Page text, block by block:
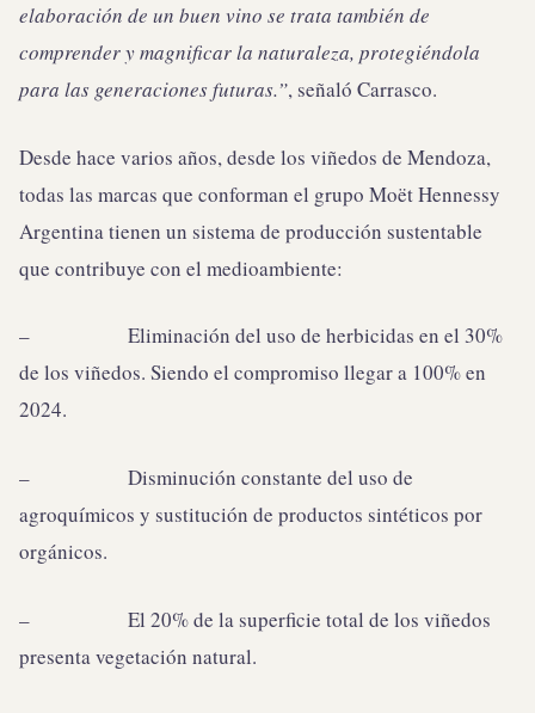
elaboración de un buen vino se trata también de
comprender y magnificar la naturaleza, protegiéndola
para las generaciones futuras.”, señaló Carrasco.
Desde hace varios años, desde los viñedos de Mendoza,
todas las marcas que conforman el grupo Moët Hennessy
Argentina tienen un sistema de producción sustentable
que contribuye con el medioambiente:
– Eliminación del uso de herbicidas en el 30%
de los viñedos. Siendo el compromiso llegar a 100% en
2024.
– Disminución constante del uso de
agroquímicos y sustitución de productos sintéticos por
orgánicos.
– El 20% de la superficie total de los viñedos
presenta vegetación natural.